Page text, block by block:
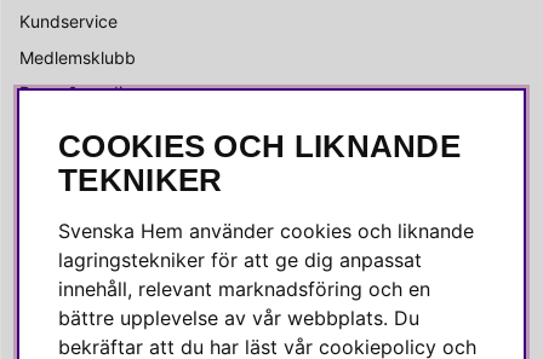
Kundservice
Medlemsklubb
Press & media
SOCIALA MEDIER
Instagram
Linkedin
Pinterest
COOKIES OCH LIKNANDE
TEKNIKER
Svenska Hem använder cookies och liknande
lagringstekniker för att ge dig anpassat
innehåll, relevant marknadsföring och en
bättre upplevelse av vår webbplats. Du
bekräftar att du har läst vår cookiepolicy och